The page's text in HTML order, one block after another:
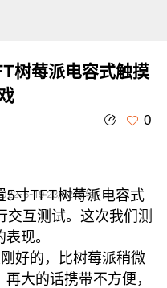
树莓派电容式触摸
0
6-19 23:02 编辑
5寸TFT树莓派电容式
互测试。这次我们测
现。
好的，比树莓派稍微
大的话携带不方便，